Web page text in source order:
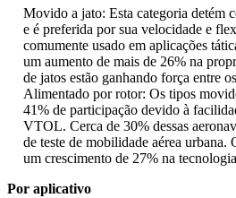
Movido a jato: Esta categoria detém
e é preferida por sua velocidade e
comumente usado em aplicações
um aumento de mais de 26% na
de jatos estão ganhando força entre
Alimentado por rotor: Os tipos
41% de participação devido à
VTOL. Cerca de 30% dessas
de teste de mobilidade aérea urbana.
um crescimento de 27% na
Por aplicativo